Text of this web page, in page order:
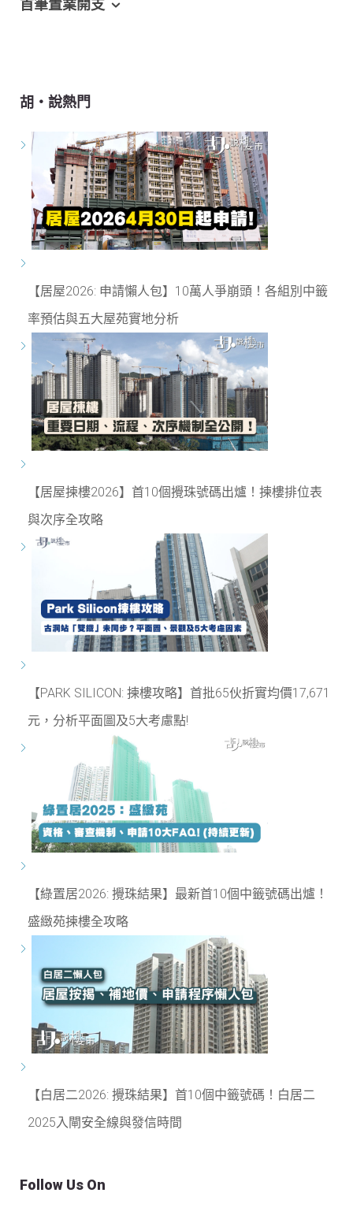
首筆置業開支
胡‧說熱門
【居屋2026: 申請懶人包】10萬人爭崩頭！各組別中籤
率預估與五大屋苑實地分析
【居屋揀樓2026】首10個攪珠號碼出爐！揀樓排位表
與次序全攻略
【PARK SILICON: 揀樓攻略】首批65伙折實均價17,671
元，分析平面圖及5大考慮點!
【綠置居2026: 攪珠結果】最新首10個中籤號碼出爐！
盛緻苑揀樓全攻略
【白居二2026: 攪珠結果】首10個中籤號碼！白居二
2025入閘安全線與發信時間
Follow Us On